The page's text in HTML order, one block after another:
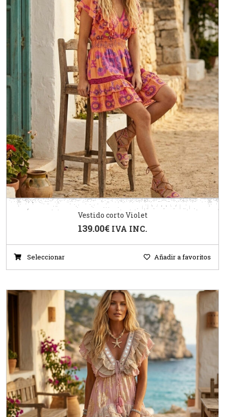
Vestido corto Violet
139.00€ IVA INC.
Seleccionar Añadir a favoritos